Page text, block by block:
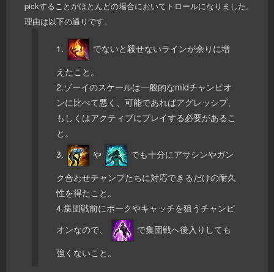
pickすることがほとんどの場合においてトロールになりました。
理由は以下の通りです。
1.
でないと殺せないラインが余りに増
えたこと。
2.ゾーイのスケールは一般的なmidチャンピオ
ンに比べて悪く、可能であればアグレッシブ、
もしくはアクティブにプレイする必要があるこ
と。
3.
や
でも十分にアサシンやガン
ク合わせチャンプたちに対応できるだけの耐久
性を得たこと。
4.集団戦前にポークやキャッチを狙うチャンピ
オンなので、
で集団戦へ後入りしても
強くないこと。